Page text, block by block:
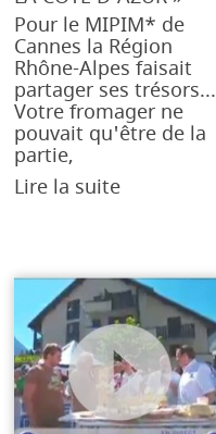
Pour le MIPIM* de
Cannes la Région
Rhône-Alpes faisait
partager ses trésors...
Votre fromager ne
pouvait qu'être de la
partie,
Lire la suite